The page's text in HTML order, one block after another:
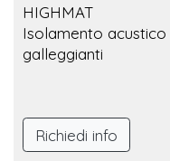
HIGHMAT
Isolamento
galleggianti
Richiedi info